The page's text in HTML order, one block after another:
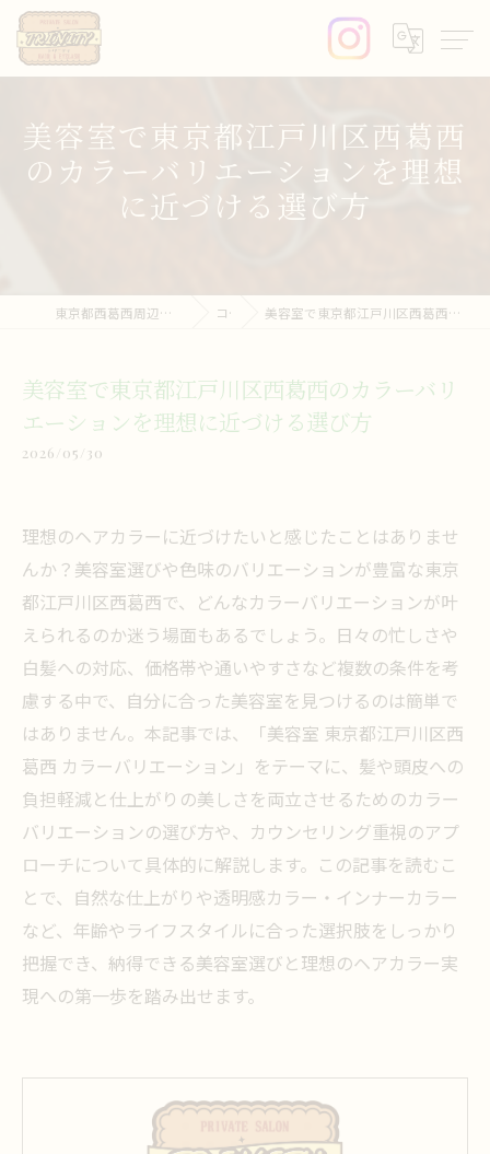
美容室で東京都江戸川区西葛西
のカラーバリエーションを理想
に近づける選び方
東京都西葛西周辺の美容室ならprivate salon trinity コラム 美容室で東京都江戸川区西葛西のカラーバリエーションを理想に近づける選び方
美容室で東京都江戸川区西葛西のカラーバリ
エーションを理想に近づける選び方
2026/05/30
理想のヘアカラーに近づけたいと感じたことはありませ
んか？美容室選びや色味のバリエーションが豊富な東京
都江戸川区西葛西で、どんなカラーバリエーションが叶
えられるのか迷う場面もあるでしょう。日々の忙しさや
白髪への対応、価格帯や通いやすさなど複数の条件を考
慮する中で、自分に合った美容室を見つけるのは簡単で
はありません。本記事では、「美容室 東京都江戸川区西
葛西 カラーバリエーション」をテーマに、髪や頭皮への
負担軽減と仕上がりの美しさを両立させるためのカラー
バリエーションの選び方や、カウンセリング重視のアプ
ローチについて具体的に解説します。この記事を読むこ
とで、自然な仕上がりや透明感カラー・インナーカラー
など、年齢やライフスタイルに合った選択肢をしっかり
把握でき、納得できる美容室選びと理想のヘアカラー実
現への第一歩を踏み出せます。